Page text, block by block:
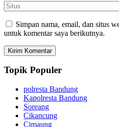
Simpan nama, email, dan situs
untuk komentar saya berikutnya.
Topik Populer
polresta Bandung
Kapolresta Bandung
Soreang
Cikancung
Cimaung